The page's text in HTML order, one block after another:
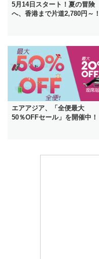
5月14日スタート！夏の冒険
へ、香港まで片道2,780円～！
エアアジア、「全便最大
50％OFFセール」を開催中！